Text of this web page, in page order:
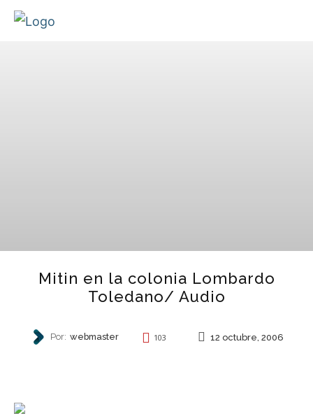
Mitin en la colonia Lombardo
Toledano/ Audio
Por: webmaster 103 12 octubre, 2006